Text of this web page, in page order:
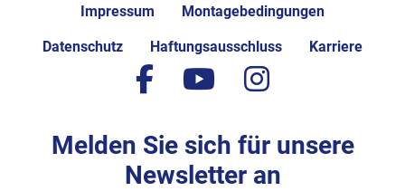
Impressum Montagebedingungen
Datenschutz Haftungsausschluss Karriere
facebook
youtubeinstagram
Melden Sie sich für unsere
Newsletter an